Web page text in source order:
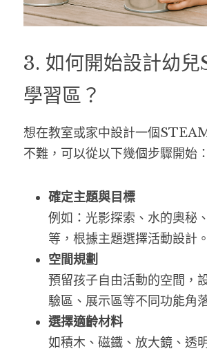
3. 如何開始設計幼
學習區？
想在教室或家中設計一個
不難，可以從以下幾個步驟開始：
確定主題與目標
例如：光影探索、水的奧秘
等，根據主題選擇活動設計。
空間規劃
預留孩子自由活動的空間，
驗區、展示區等不同功能角
選擇適齡材料
如積木、磁鐵、放大鏡、透